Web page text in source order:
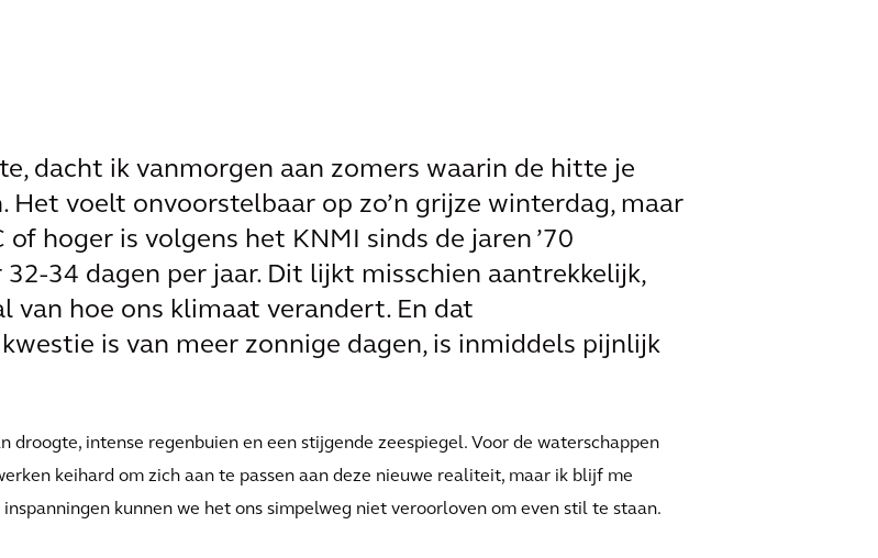
dacht ik vanmorgen aan zomers waarin de hitte je
voelt onvoorstelbaar op zo’n grijze winterdag, maar
hoger is volgens het KNMI sinds de jaren ’70
34 dagen per jaar. Dit lijkt misschien aantrekkelijk,
van hoe ons klimaat verandert. En dat
is van meer zonnige dagen, is inmiddels pijnlijk
droogte, intense regenbuien en een stijgende zeespiegel. Voor de waterschappen
keihard om zich aan te passen aan deze nieuwe realiteit, maar ik blijf me
kunnen we het ons simpelweg niet veroorloven om even stil te staan.